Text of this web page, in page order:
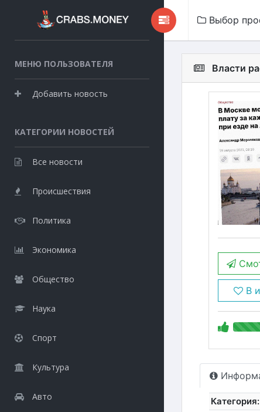
МЕНЮ ПОЛЬЗОВАТЕЛЯ
Добавить новость
КАТЕГОРИИ НОВОСТЕЙ
Все новости
Происшествия
Политика
Экономика
Общество
Наука
Спорт
Культура
Авто
Выбор
Власти
В
Категория: